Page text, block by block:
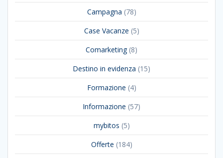
Campagna (78)
Case Vacanze (5)
Comarketing(8)
Destino in evidenza (15)
Formazione (4)
Informazione (57)
mybitos (5)
Offerte (184)